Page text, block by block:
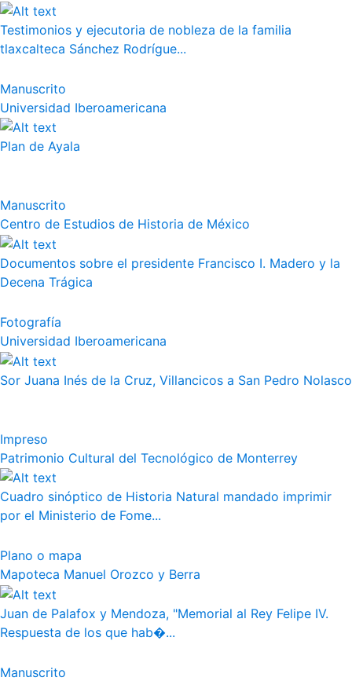
Testimonios y ejecutoria de nobleza de la familia
tlaxcalteca Sánchez Rodrígue...
Manuscrito
Universidad Iberoamericana
Plan de Ayala
Manuscrito
Centro de Estudios de Historia de México
Documentos sobre el presidente Francisco I. Madero y la
Decena Trágica
Fotografía
Universidad Iberoamericana
Sor Juana Inés de la Cruz, Villancicos a San Pedro Nolasco
Impreso
Patrimonio Cultural del Tecnológico de Monterrey
Cuadro sinóptico de Historia Natural mandado imprimir
por el Ministerio de Fome...
Plano o mapa
Mapoteca Manuel Orozco y Berra
Juan de Palafox y Mendoza, "Memorial al Rey Felipe IV.
Respuesta de los que hab�...
Manuscrito